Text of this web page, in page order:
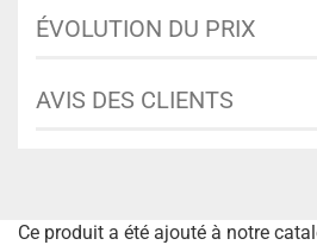
ÉVOLUTION DU PRIX
AVIS DES CLIENTS
Ce produit a été ajouté à notre